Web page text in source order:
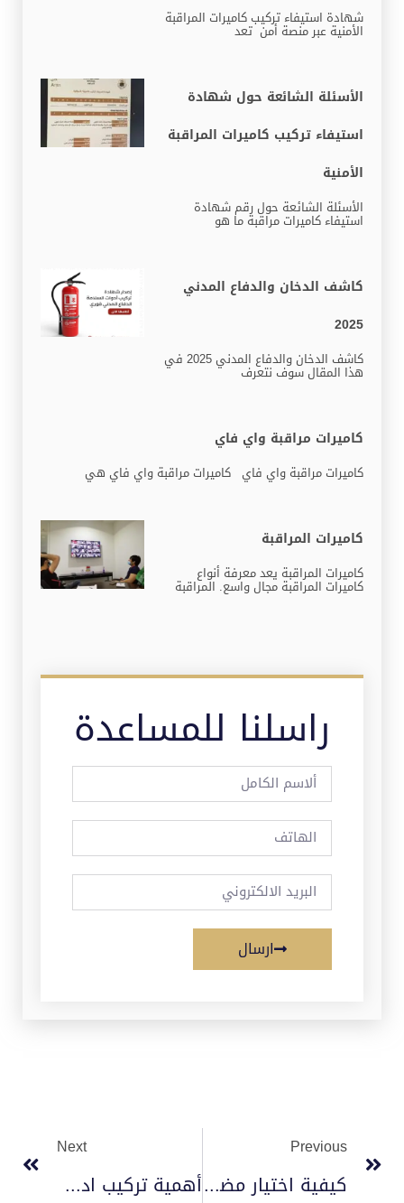
شهادة استيفاء تركيب كاميرات المراقبة
الأمنية عبر منصة أمن تعد
الأسئلة الشائعة حول شهادة
استيفاء تركيب كاميرات المراقبة
الأمنية
الأسئلة الشائعة حول رقم شهادة
استيفاء كاميرات مراقبة ما هو
كاشف الدخان والدفاع المدني
2025
كاشف الدخان والدفاع المدني 2025 في
هذا المقال سوف نتعرف
كاميرات مراقبة واي فاي
كاميرات مراقبة واي فاي كاميرات مراقبة واي فاي هي
كاميرات المراقبة
كاميرات المراقبة يعد معرفة أنواع
كاميرات المراقبة مجال واسع. المراقبة
راسلنا للمساعدة
ارسال
Previous
كيفية اختيار مضخات الحريق 2023
Next
أهمية تركيب ادوات السلامة